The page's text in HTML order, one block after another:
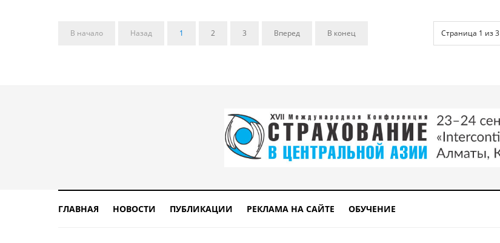
Страница 1 из 3
В начало Назад 1 2 3 Вперед В конец
ГЛАВНАЯ НОВОСТИ ПУБЛИКАЦИИ РЕКЛАМА НА САЙТЕ ОБУЧЕНИЕ